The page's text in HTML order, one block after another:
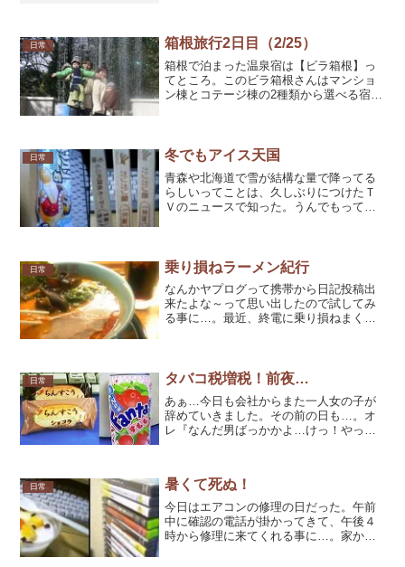
んがこちらに向かって歩...
日常 箱根旅行2日目（2/25）
箱根で泊まった温泉宿は【ビラ箱根】っ
てところ。このビラ箱根さんはマンショ
ン棟とコテージ棟の2種類から選べる宿泊
理はメチャクチャ美味いん...
日常 冬でもアイス天国
青森や北海道で雪が結構な量で降ってる
らしいってことは、久しぶりにつけたＴ
Ｖのニュースで知った。うんでもって、
震えながら歩いていたせい...
日常 乗り損ねラーメン紀行
なんかヤプログって携帯から日記投稿出
来たよな～って思い出したので試してみ
る事に…。最近、終電に乗り損ねまくっ
でも食って帰るかと一人で...
日常 タバコ税増税！前夜…
あぁ…今日も会社からまた一人女の子が
辞めていきました。その前の日も…。オ
レ『なんだ男ばっかかよ…けっ！やって
直なのです！なぜにこの...
日常 暑くて死ぬ！
今日はエアコンの修理の日だった。午前
中に確認の電話が掛かってきて、午後４
時から修理に来てくれる事に…。家から